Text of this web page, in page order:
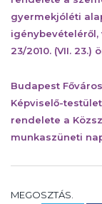
gyermekjóléti
23/2010. (VII.
Budapest
Képviselő-
rendelete a
munkaszüneti
MEGOSZTÁS.